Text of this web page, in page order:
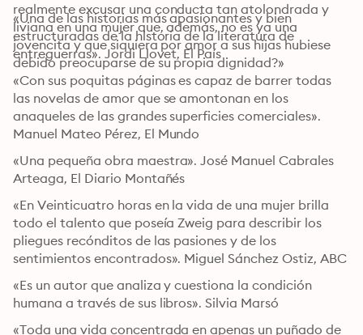
realmente excusar una conducta tan atolondrada y
liviana en una mujer que, además, no es ya una
jovencita y que siquiera por amor a sus hijas hubiese
debido preocuparse de su propia dignidad?»
«Una de las historias más apasionantes y bien
estructuradas de la historia de la literatura de
entreguerras». Jordi Llovet, El País
«Con sus poquitas páginas es capaz de barrer todas
las novelas de amor que se amontonan en los
anaqueles de las grandes superficies comerciales».
Manuel Mateo Pérez, El Mundo
«Una pequeña obra maestra». José Manuel Cabrales
Arteaga, El Diario Montañés
«En Veinticuatro horas en la vida de una mujer brilla
todo el talento que poseía Zweig para describir los
pliegues recónditos de las pasiones y de los
sentimientos encontrados». Miguel Sánchez Ostiz, ABC
«Es un autor que analiza y cuestiona la condición
humana a través de sus libros». Silvia Marsó
«Toda una vida concentrada en apenas un puñado de